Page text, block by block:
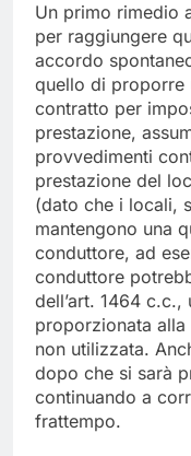
Un primo rimedio
per raggiungere
accordo
quello di proporre
contratto per
prestazione,
provvedimenti
prestazione del
(dato che i locali,
mantengono una
conduttore, ad
conduttore
dell’art. 1464
proporzionata
non utilizzata.
dopo che si sarà
continuando a
frattempo.